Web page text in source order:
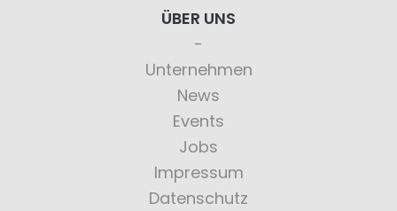
ÜBER UNS
Unternehmen
News
Events
Jobs
Impressum
Datenschutz